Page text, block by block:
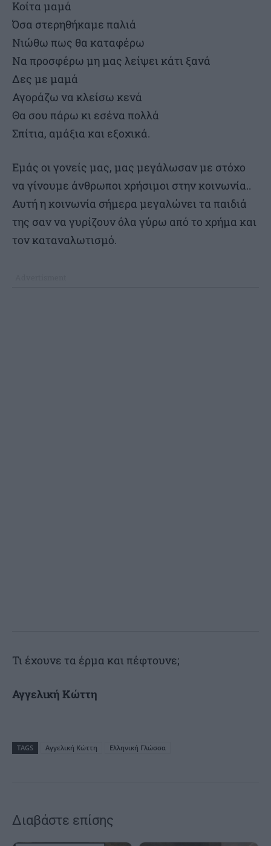
Κοίτα μαμά
Όσα στερηθήκαμε παλιά
Νιώθω πως θα καταφέρω
Να προσφέρω μη μας λείψει κάτι ξανά
Δες με μαμά
Αγοράζω να κλείσω κενά
Θα σου πάρω κι εσένα πολλά
Σπίτια, αμάξια και εξοχικά.
Εμάς οι γονείς μας, μας μεγάλωσαν με στόχο
να γίνουμε άνθρωποι χρήσιμοι στην κοινωνία..
Αυτή η κοινωνία σήμερα μεγαλώνει τα παιδιά
της σαν να γυρίζουν όλα γύρω από το χρήμα και
τον καταναλωτισμό.
Τι έχουνε τα έρμα και πέφτουνε;
Αγγελική Κώττη
TAGS Αγγελική Κώττη Ελληνική Γλώσσα
Διαβάστε επίσης